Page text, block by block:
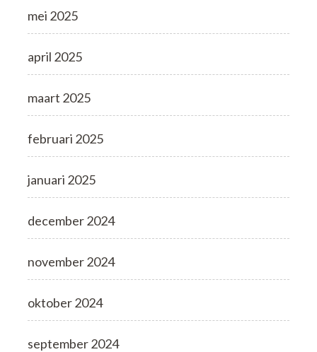
mei 2025
april 2025
maart 2025
februari 2025
januari 2025
december 2024
november 2024
oktober 2024
september 2024